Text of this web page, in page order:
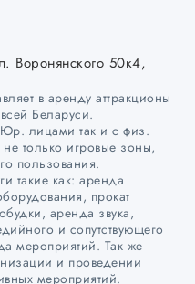
Воронянского 50к4,
в аренду аттракционы
Беларуси.
лицами так и с физ.
только игровые зоны,
пользования.
такие как: аренда
прокат
аренда звука,
и сопутствующего
мероприятий. Так же
и проведении
мероприятий.